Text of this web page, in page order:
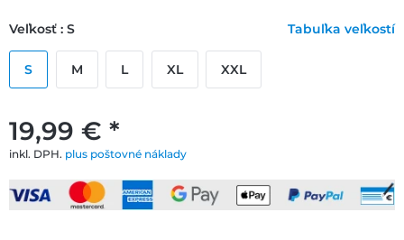
19,99 € *
inkl. DPH. plus poštovné náklady
Veľkosť : S Tabuľka veľkostí
S M L XL XXL